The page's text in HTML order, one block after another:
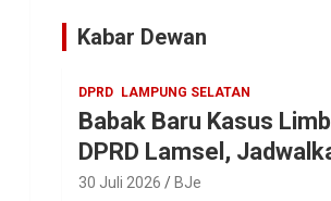
Kabar Dewan
DPRD LAMPUNG SELATAN
Babak Baru Kasus
DPRD Lamsel,
Seluruh Vendor
30 Juli 2026 BJe